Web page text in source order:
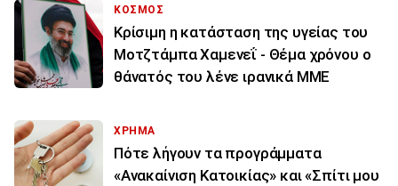
ΚΟΣΜΟΣ
Κρίσιμη η κατάσταση της υγείας του
Μοτζτάμπα Χαμενεΐ - Θέμα χρόνου ο
θάνατός του λένε ιρανικά ΜΜΕ
ΧΡΗΜΑ
Πότε λήγουν τα προγράμματα
«Ανακαίνιση Κατοικίας» και «Σπίτι μου